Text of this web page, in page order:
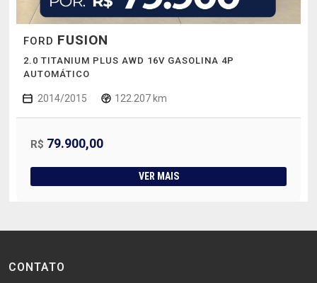
FORD FUSION
2.0 TITANIUM PLUS AWD 16V GASOLINA 4P
AUTOMÁTICO
2014/2015 122.207 km
R$ 79.900,00
VER MAIS
CONTATO